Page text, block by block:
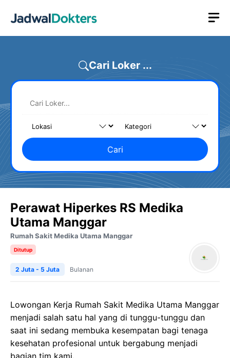
Cari Loker ...
Cari
Perawat Hiperkes RS Medika
Utama Manggar
Rumah Sakit Medika Utama Manggar
Ditutup
2 Juta - 5 Juta Bulanan
Lowongan Kerja Rumah Sakit Medika Utama Manggar
menjadi salah satu hal yang di tunggu-tunggu dan
saat ini sedang membuka kesempatan bagi tenaga
kesehatan profesional untuk bergabung menjadi
bagian tim kami.